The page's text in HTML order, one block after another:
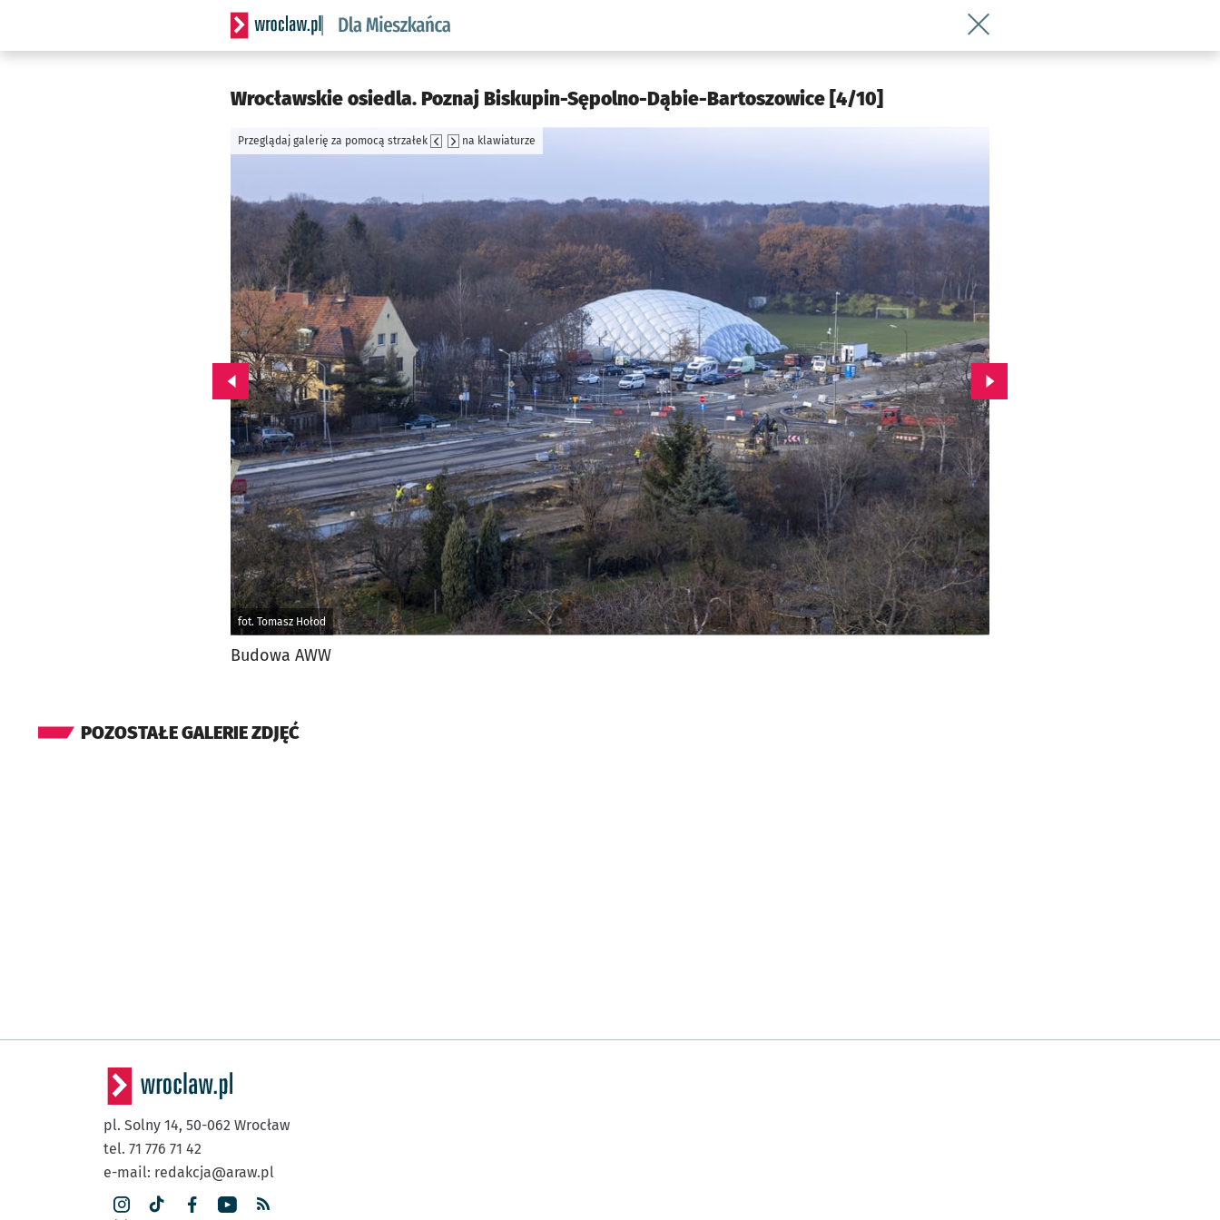
Serwis informacyjny wroclaw.pl podserwis: Dla mieszkańca
Wróć do artykułu Wrocławskie
Wrocławskie osiedla. Poznaj Biskupin-Sępolno-Dąbie-Bartoszowice [4/10]
fot. Tomasz Hołod
Przeglądaj galerię za pomocą strzałek na klawiaturze
Przejdź do poprzedniego zdjęcia. Przejdź do kolejnego zdjęcia.
Budowa AWW
POZOSTAŁE GALERIE ZDJĘĆ
pl. Solny 14, 50-062 Wrocław
tel. 71 776 71 42
e-mail: redakcja@araw.pl